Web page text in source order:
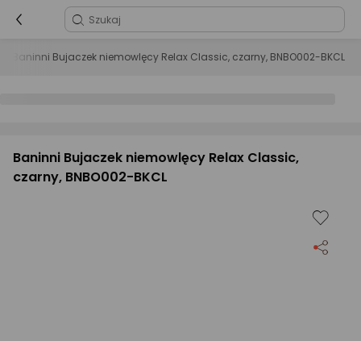
Baninni Bujaczek niemowlęcy Relax Classic, czarny, BNBO002-BKCL
Baninni Bujaczek niemowlęcy Relax Classic,
czarny, BNBO002-BKCL